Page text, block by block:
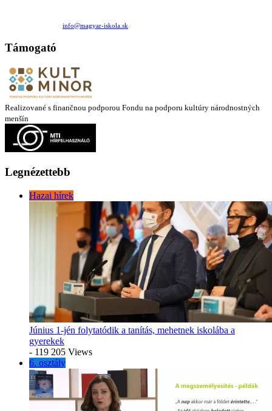
info@magyar-iskola.sk
Támogató
Realizované s finančnou podporou Fondu na podporu kultúry národnostných
menšín
Legnézettebb
Hazai hírek
Június 1-jén folytatódik a tanítás, mehetnek iskolába a
gyerekek
- 119 205 Views
6. osztály